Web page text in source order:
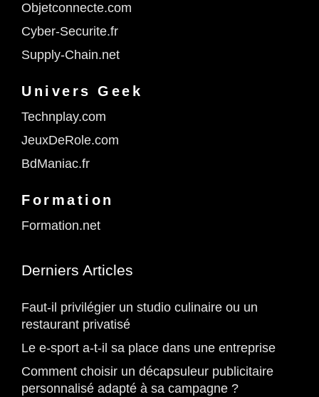
Objetconnecte.com
Cyber-Securite.fr
Supply-Chain.net
Univers Geek
Technplay.com
JeuxDeRole.com
BdManiac.fr
Formation
Formation.net
Derniers Articles
Faut-il privilégier un studio culinaire ou un
restaurant privatisé
Le e-sport a-t-il sa place dans une entreprise
Comment choisir un décapsuleur publicitaire
personnalisé adapté à sa campagne ?